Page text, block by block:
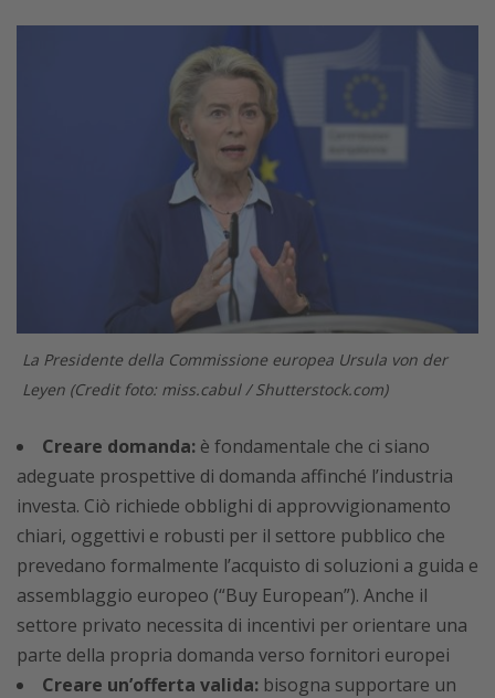
La Presidente della Commissione europea Ursula von der
Leyen (Credit foto: miss.cabul / Shutterstock.com)
Creare domanda: è fondamentale che ci siano
adeguate prospettive di domanda affinché l’industria
investa. Ciò richiede obblighi di approvvigionamento
chiari, oggettivi e robusti per il settore pubblico che
prevedano formalmente l’acquisto di soluzioni a guida e
assemblaggio europeo (“Buy European”). Anche il
settore privato necessita di incentivi per orientare una
parte della propria domanda verso fornitori europei
Creare un’offerta valida: bisogna supportare un